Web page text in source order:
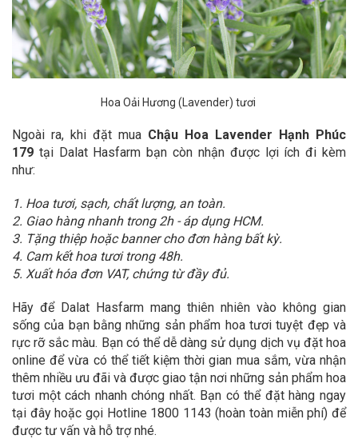
Hoa Oải Hương (Lavender) tươi
Ngoài ra, khi đặt mua Chậu Hoa Lavender Hạnh Phúc
179 tại Dalat Hasfarm bạn còn nhận được lợi ích đi kèm
như:
1. Hoa tươi, sạch, chất lượng, an toàn.
2. Giao hàng nhanh trong 2h - áp dụng HCM.
3. Tặng thiệp hoặc banner cho đơn hàng bất kỳ.
4. Cam kết hoa tươi trong 48h.
5. Xuất hóa đơn VAT, chứng từ đầy đủ.
Hãy để Dalat Hasfarm mang thiên nhiên vào không gian
sống của bạn bằng những sản phẩm hoa tươi tuyệt đẹp và
rực rỡ sắc màu. Bạn có thể dễ dàng sử dụng dịch vụ đặt hoa
online để vừa có thể tiết kiệm thời gian mua sắm, vừa nhận
thêm nhiều ưu đãi và được giao tận nơi những sản phẩm hoa
tươi một cách nhanh chóng nhất. Bạn có thể đặt hàng ngay
tại đây hoặc gọi Hotline 1800 1143 (hoàn toàn miễn phí) để
được tư vấn và hỗ trợ nhé.